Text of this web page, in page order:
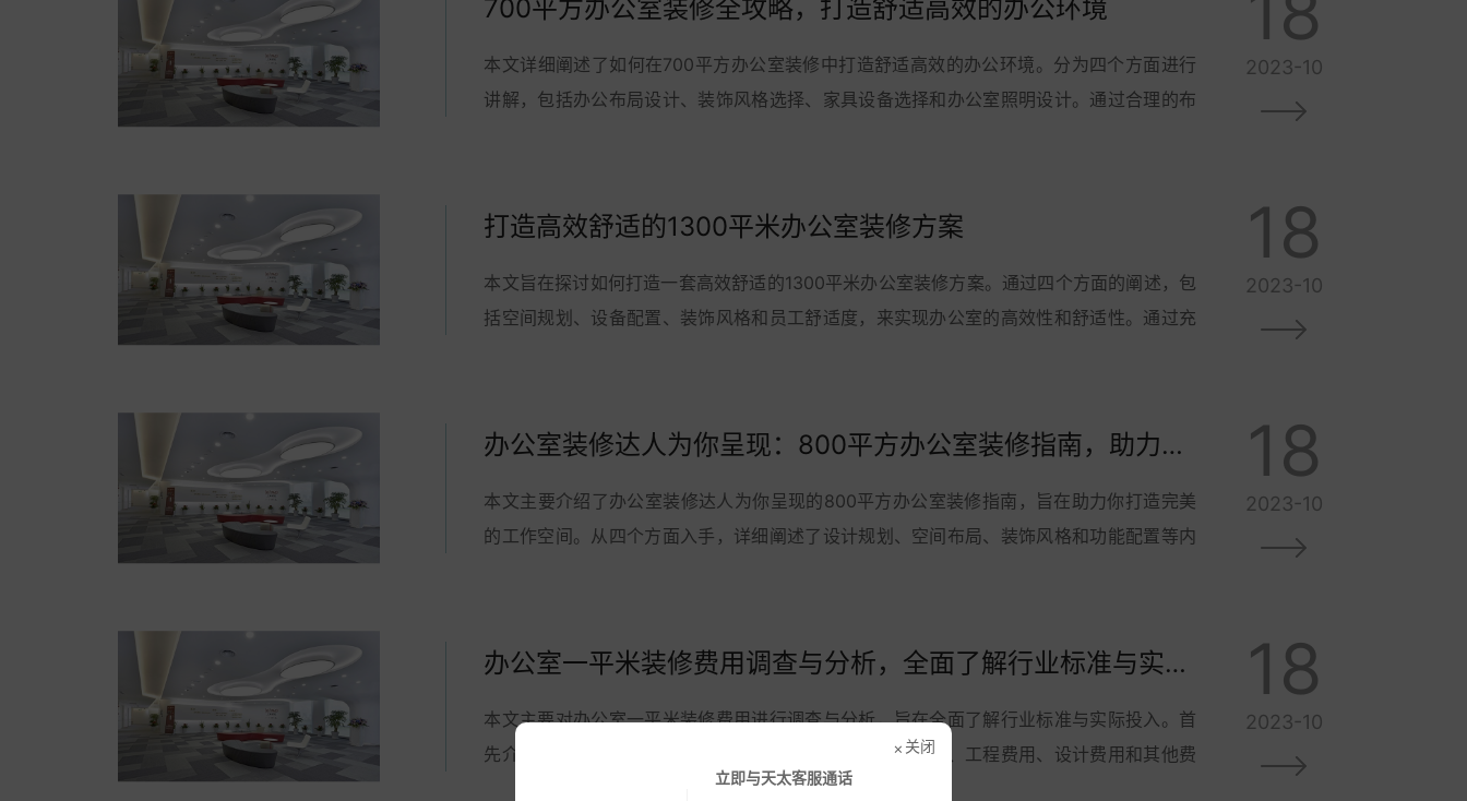
关闭
立即与天太客服通话
700平方办公室装修全攻略，打造舒适高效的办公环境
本文详细阐述了如何在700平方办公室装修中打造舒适高效的办公环境。分为四个方面进行
讲解，包括办公布局设计、装饰风格选择、家具设备选择和办公室照明设计。通过合理的布
2023-10
打造高效舒适的1300平米办公室装修方案
本文旨在探讨如何打造一套高效舒适的1300平米办公室装修方案。通过四个方面的阐述，包
括空间规划、设备配置、装饰风格和员工舒适度，来实现办公室的高效性和舒适性。通过充
18
2023-10
办公室装修达人为你呈现：800平方办公室装修指南，助力你打造完美工作空间！
本文主要介绍了办公室装修达人为你呈现的800平方办公室装修指南，旨在助力你打造完美
的工作空间。从四个方面入手，详细阐述了设计规划、空间布局、装饰风格和功能配置等内
18
2023-10
办公室一平米装修费用调查与分析，全面了解行业标准与实际投入
本文主要对办公室一平米装修费用进行调查与分析，旨在全面了解行业标准与实际投入。首
先介绍了办公室装修的重要性和影响因素，然后从材料费用、工程费用、设计费用和其他费
用四个方面详细阐述了办公室一平米装修费用...
18
2023-10